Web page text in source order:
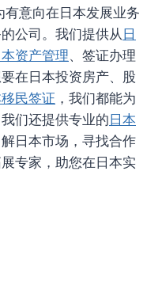
意向在日本发展业务
公司。我们提供从日
本资产管理、签证办理
在日本投资房产、股
民签证 ，我们都能为
们还提供专业的日本
日本市场，寻找合作
专家，助您在日本实